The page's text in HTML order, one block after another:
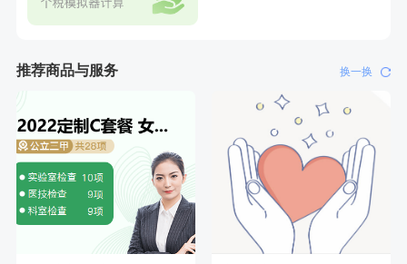
推荐商品与服务 换一换